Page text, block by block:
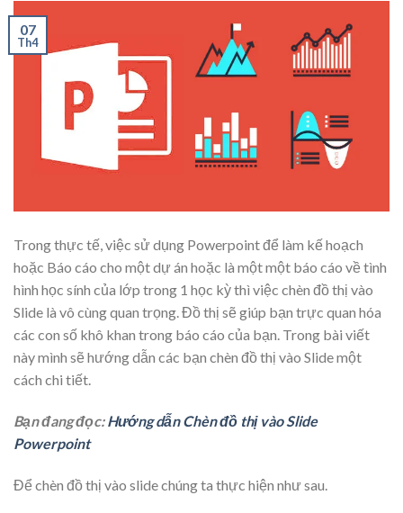
07
Th4
Trong thực tế, việc sử dụng Powerpoint để làm kế hoạch
hoặc Báo cáo cho một dự án hoặc là một một báo cáo về tình
hình học sính của lớp trong 1 học kỳ thì việc chèn đồ thị vào
Slide là vô cùng quan trọng. Đồ thị sẽ giúp bạn trực quan hóa
các con số khô khan trong báo cáo của bạn. Trong bài viết
này mình sẽ hướng dẫn các bạn chèn đồ thị vào Slide một
cách chi tiết.
Bạn đang đọc:Hướng dẫn Chèn đồ thị vào Slide
Powerpoint
Để chèn đồ thị vào slide chúng ta thực hiện như sau.